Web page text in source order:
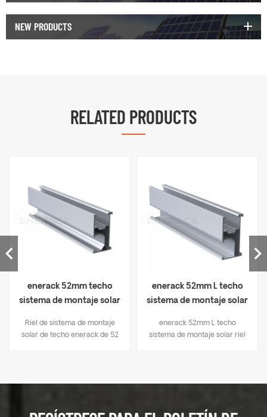
NEW PRODUCTS
RELATED PRODUCTS
enerack 52mm techo
sistema de montaje solar
Riel de sistema de montaje
solar de techo enerack de 52
enerack 52mm L techo
sistema de montaje solar
enerack 52mm L techo
sistema de montaje solar riel